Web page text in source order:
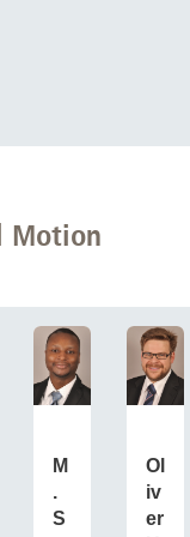
Motion
M
.
S
Ol
iv
er